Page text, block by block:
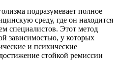
подразумевает полное
среду, где он находится
специалистов. Этот метод
зависимостью, у которых
и психические
стойкой ремиссии